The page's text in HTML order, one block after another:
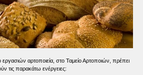
εργασιών αρτοποιεία, στο Ταμείο Αρτοποιών, πρέπει
τις παρακάτω ενέργειες: